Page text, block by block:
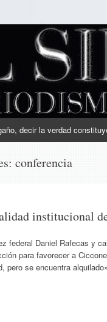
decir la verdad
conferencia
institucional
federal Daniel Rafecas y
para favorecer a
pero se encuentra